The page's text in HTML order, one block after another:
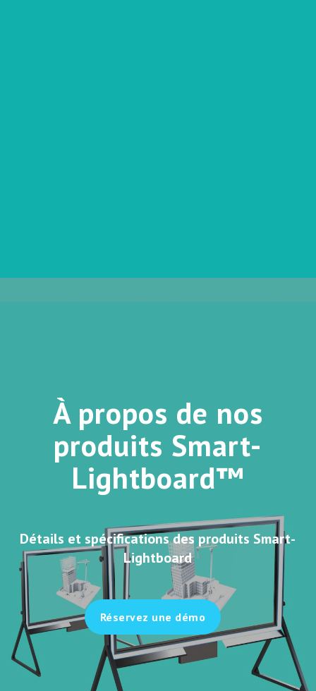
À propos de nos
produits Smart-
Lightboard™
Détails et spécifications des produits Smart-
Lightboard
Réservez une démo
Close
Close
Close
Close
Close
Close